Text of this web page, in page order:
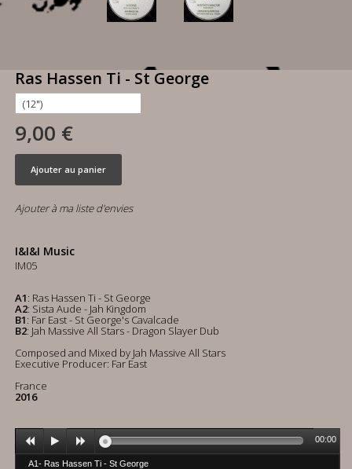
Ras Hassen Ti - St George
9,00 €
Ajouter au panier
Ajouter à ma liste d'envies
I&I&I Music
IM05
A1: Ras Hassen Ti - St George
A2: Sista Aude - Jah Kingdom
B1: Far East - St George's Cavalcade
B2: Jah Massive All Stars - Dragon Slayer Dub
Composed and Mixed by Jah Massive All Stars
Executive Producer: Far East
France
2016
A1- Ras Hassen Ti - St George
00:00